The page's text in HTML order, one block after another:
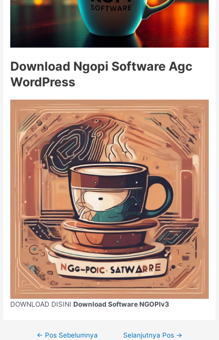
Download Ngopi Software Agc
WordPress
DOWNLOAD DISINIDownload Software NGOPIv3
← Pos Sebelumnya Selanjutnya Pos →